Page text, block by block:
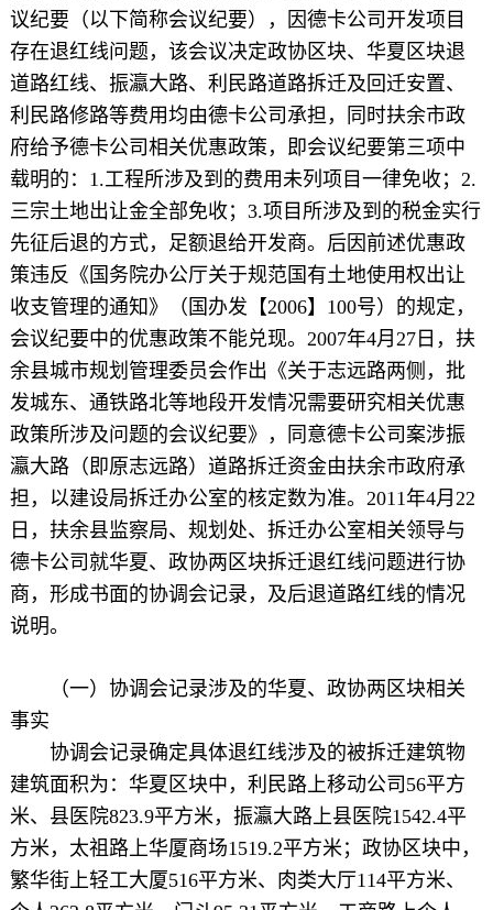
议纪要（以下简称会议纪要），因德卡公司开发项目
存在退红线问题，该会议决定政协区块、华夏区块退
道路红线、振瀛大路、利民路道路拆迁及回迁安置、
利民路修路等费用均由德卡公司承担，同时扶余市政
府给予德卡公司相关优惠政策，即会议纪要第三项中
载明的：1.工程所涉及到的费用未列项目一律免收；2.
三宗土地出让金全部免收；3.项目所涉及到的税金实行
先征后退的方式，足额退给开发商。后因前述优惠政
策违反《国务院办公厅关于规范国有土地使用权出让
收支管理的通知》（国办发【2006】100号）的规定，
会议纪要中的优惠政策不能兑现。2007年4月27日，扶
余县城市规划管理委员会作出《关于志远路两侧，批
发城东、通铁路北等地段开发情况需要研究相关优惠
政策所涉及问题的会议纪要》，同意德卡公司案涉振
瀛大路（即原志远路）道路拆迁资金由扶余市政府承
担，以建设局拆迁办公室的核定数为准。2011年4月22
日，扶余县监察局、规划处、拆迁办公室相关领导与
德卡公司就华夏、政协两区块拆迁退红线问题进行协
商，形成书面的协调会记录，及后退道路红线的情况
说明。
（一）协调会记录涉及的华夏、政协两区块相关
事实
协调会记录确定具体退红线涉及的被拆迁建筑物
建筑面积为：华夏区块中，利民路上移动公司56平方
米、县医院823.9平方米，振瀛大路上县医院1542.4平
方米，太祖路上华厦商场1519.2平方米；政协区块中，
繁华街上轻工大厦516平方米、肉类大厅114平方米、